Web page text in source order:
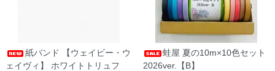
紙バンド 【ウェイビー・ウ
ェイヴィ】 ホワイトトリュフ
蛙屋 夏の10m×10色セット
2026ver.【B】